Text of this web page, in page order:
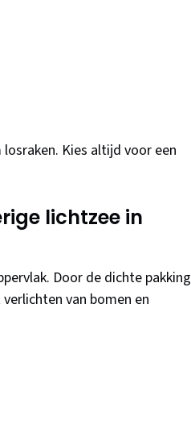
Kies altijd voor een
lichtzee in
Door de dichte pakking
van bomen en